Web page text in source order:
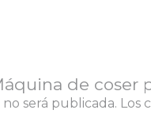
de coser
será publicada. Los